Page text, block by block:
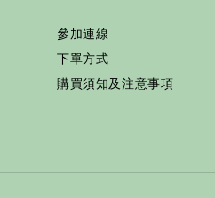
參加連線
下單方式
購買須知及注意事項